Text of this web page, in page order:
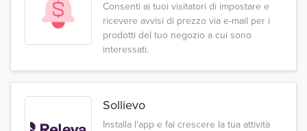
Consenti ai tuoi visitatori di impostare e
ricevere avvisi di prezzo via e-mail per i
prodotti del tuo negozio a cui sono
interessati.
Sollievo
Installa l'app e fai crescere la tua attività